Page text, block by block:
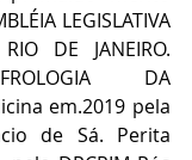
LEGISLATIVA
DE JANEIRO.
DA
em.2019 pela
de Sá. Perita